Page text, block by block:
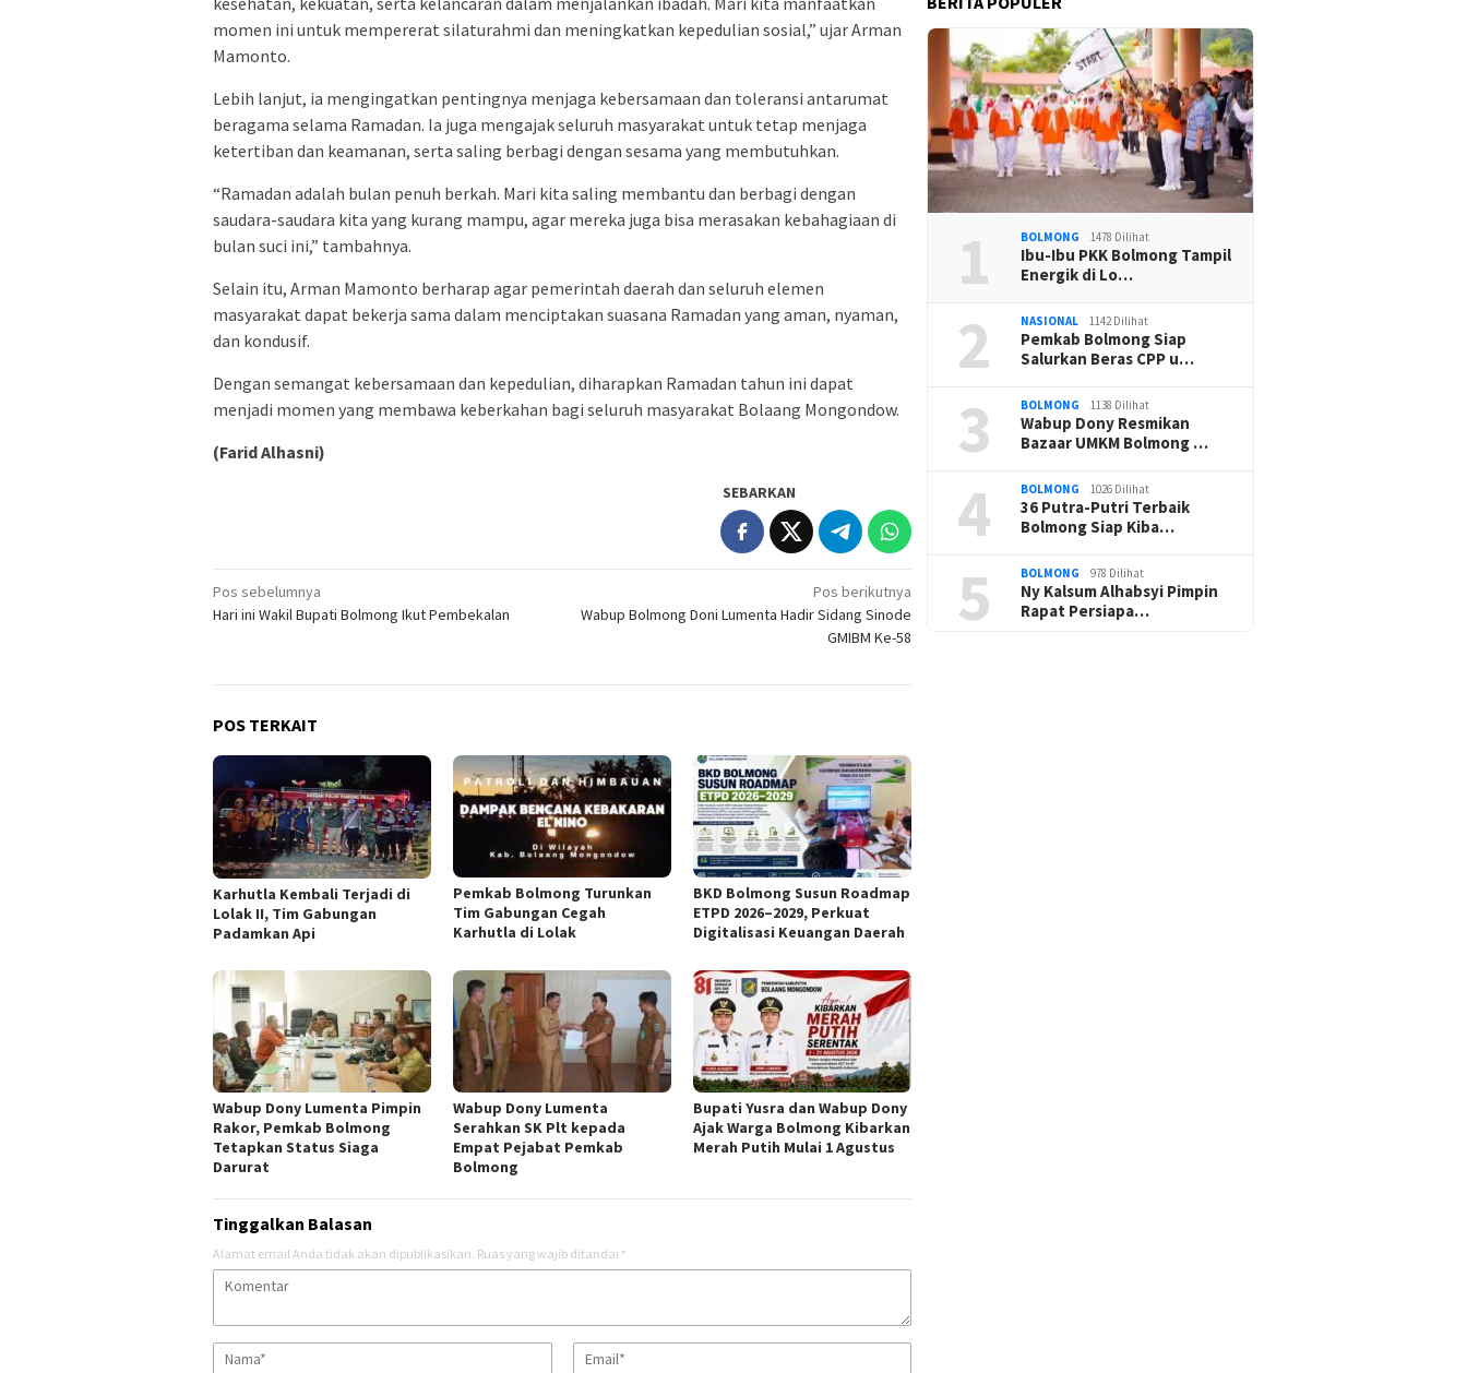
momen ini untuk mempererat silaturahmi dan meningkatkan kepedulian sosial,” ujar Arman
Mamonto.
Lebih lanjut, ia mengingatkan pentingnya menjaga kebersamaan dan toleransi antarumat
beragama selama Ramadan. Ia juga mengajak seluruh masyarakat untuk tetap menjaga
ketertiban dan keamanan, serta saling berbagi dengan sesama yang membutuhkan.
“Ramadan adalah bulan penuh berkah. Mari kita saling membantu dan berbagi dengan
saudara-saudara kita yang kurang mampu, agar mereka juga bisa merasakan kebahagiaan di
bulan suci ini,” tambahnya.
Selain itu, Arman Mamonto berharap agar pemerintah daerah dan seluruh elemen
masyarakat dapat bekerja sama dalam menciptakan suasana Ramadan yang aman, nyaman,
dan kondusif.
Dengan semangat kebersamaan dan kepedulian, diharapkan Ramadan tahun ini dapat
menjadi momen yang membawa keberkahan bagi seluruh masyarakat Bolaang Mongondow.
(Farid Alhasni)
SEBARKAN
Navigasi
pos
Pos sebelumnya
Hari ini Wakil Bupati Bolmong Ikut Pembekalan
Pos berikutnya
Wabup Bolmong Doni Lumenta Hadir Sidang Sinode
GMIBM Ke-58
POS TERKAIT
Karhutla Kembali Terjadi di
Lolak II, Tim Gabungan
Padamkan Api
Pemkab Bolmong Turunkan
Tim Gabungan Cegah
Karhutla di Lolak
BKD Bolmong Susun Roadmap
ETPD 2026–2029, Perkuat
Digitalisasi Keuangan Daerah
Wabup Dony Lumenta Pimpin
Rakor, Pemkab Bolmong
Tetapkan Status Siaga
Darurat
Wabup Dony Lumenta
Serahkan SK Plt kepada
Empat Pejabat Pemkab
Bolmong
Bupati Yusra dan Wabup Dony
Ajak Warga Bolmong Kibarkan
Merah Putih Mulai 1 Agustus
Tinggalkan Balasan
Alamat email Anda tidak akan dipublikasikan. Ruas yang wajib ditandai *
1 BOLMONG 1478 Dilihat
Ibu-Ibu PKK Bolmong Tampil
Energik di Lo…
2 NASIONAL 1142 Dilihat
Pemkab Bolmong Siap
Salurkan Beras CPP u…
3 BOLMONG 1138 Dilihat
Wabup Dony Resmikan
Bazaar UMKM Bolmong …
4 BOLMONG 1026 Dilihat
36 Putra-Putri Terbaik
Bolmong Siap Kiba…
5 BOLMONG 978 Dilihat
Ny Kalsum Alhabsyi Pimpin
Rapat Persiapa…